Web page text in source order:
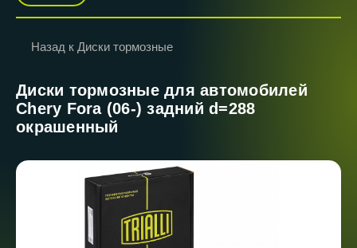
Назад к Диски тормозные
Диски тормозные для автомобилей
Chery Fora (06-) задний d=288
окрашенный